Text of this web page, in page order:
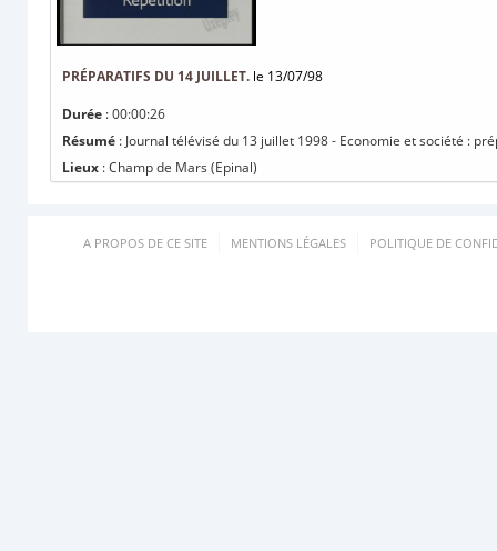
PRÉPARATIFS DU 14 JUILLET. le 13/07/98
Durée : 00:00:26
Résumé : Journal télévisé du 13 juillet 1998 - Economie et société :
Lieux : Champ de Mars (Epinal)
A PROPOS DE CE SITE MENTIONS LÉGALES POLITIQUE DE